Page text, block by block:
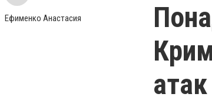
Ефименко Анастасия